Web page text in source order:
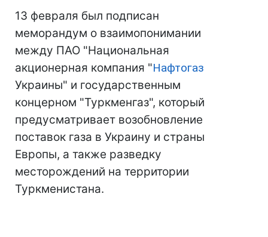
13 февраля был подписан
меморандум о взаимопонимании
между ПАО "Национальная
акционерная компания "Нафтогаз
Украины" и государственным
концерном "Туркменгаз", который
предусматривает возобновление
поставок газа в Украину и страны
Европы, а также разведку
месторождений на территории
Туркменистана.